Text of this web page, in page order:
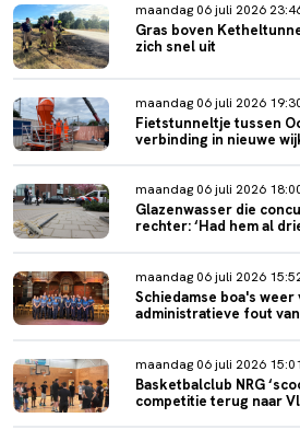
maandag 06 juli 2026
Gras boven
zich snel uit
maandag 06 juli 2026
Fietstunneltje tussen
verbinding in nieuwe
maandag 06 juli 2026
Glazenwasser die
rechter: ‘Had hem al
maandag 06 juli 2026
Schiedamse boa's
administratieve fout
maandag 06 juli 2026 15:01
Basketbalclub NRG
competitie terug naar